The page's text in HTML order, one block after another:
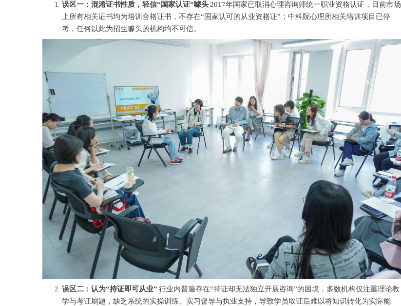
误区一：混淆证书性质，轻信“国家认证”噱头 2017年国家已取消心理咨询师统一职业资格认证，目前市场
上所有相关证书均为培训合格证书，不存在“国家认可的从业资格证”；中科院心理所相关培训项目已停
考，任何以此为招生噱头的机构均不可信。
误区二：认为“持证即可从业” 行业内普遍存在“持证却无法独立开展咨询”的困境，多数机构仅注重理论教
学与考证刷题，缺乏系统的实操训练、实习督导与执业支持，导致学员取证后难以将知识转化为实际能